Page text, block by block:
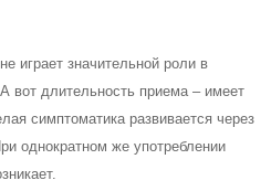
играет значительной роли в
вот длительность приема – имеет
симптоматика развивается через
однократном же употреблении